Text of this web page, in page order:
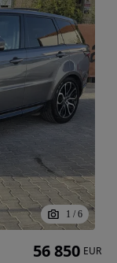
1 / 6
56 850 EUR